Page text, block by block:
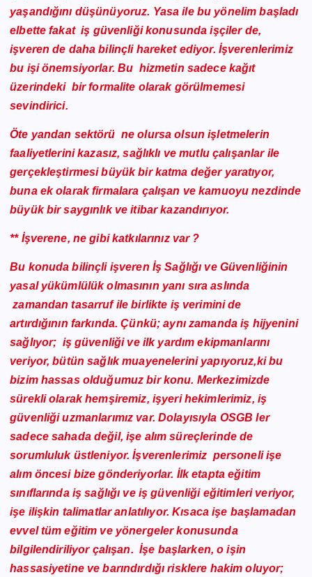
yaşandığını düşünüyoruz. Yasa ile bu yönelim başladı
elbette fakat iş güvenliği konusunda işçiler de,
işveren de daha bilinçli hareket ediyor. İşverenlerimiz
bu işi önemsiyorlar. Bu hizmetin sadece kağıt
üzerindeki bir formalite olarak görülmemesi
sevindirici.
Öte yandan sektörü ne olursa olsun işletmelerin
faaliyetlerini kazasız, sağlıklı ve mutlu çalışanlar ile
gerçekleştirmesi büyük bir katma değer yaratıyor,
buna ek olarak firmalara çalışan ve kamuoyu nezdinde
büyük bir saygınlık ve itibar kazandırıyor.
** İşverene, ne gibi katkılarınız var ?
Bu konuda bilinçli işveren İş Sağlığı ve Güvenliğinin
yasal yükümlülük olmasının yanı sıra aslında
zamandan tasarruf ile birlikte iş verimini de
artırdığının farkında. Çünkü; aynı zamanda iş hijyenini
sağlıyor; iş güvenliği ve ilk yardım ekipmanlarını
veriyor, bütün sağlık muayenelerini yapıyoruz,ki bu
bizim hassas olduğumuz bir konu. Merkezimizde
sürekli olarak hemşiremiz, işyeri hekimlerimiz, iş
güvenliği uzmanlarımız var. Dolayısıyla OSGB ler
sadece sahada değil, işe alım süreçlerinde de
sorumluluk üstleniyor. İşverenlerimiz personeli işe
alım öncesi bize gönderiyorlar. İlk etapta eğitim
sınıflarında iş sağlığı ve iş güvenliği eğitimleri veriyor,
işe ilişkin talimatlar anlatılıyor. Kısaca işe başlamadan
evvel tüm eğitim ve yönergeler konusunda
bilgilendiriliyor çalışan. İşe başlarken, o işin
hassasiyetine ve barındırdığı risklere hakim oluyor;